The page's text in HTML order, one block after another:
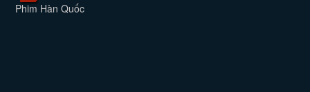
Phim Hàn Quốc